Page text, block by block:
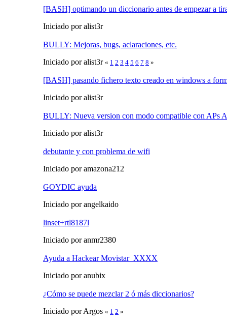
[BASH] optimando un diccionario antes de empezar a
Iniciado por alist3r
BULLY: Mejoras, bugs, aclaraciones, etc.
Iniciado por alist3r « 1 2 3 4 5 6 7 8 »
[BASH] pasando fichero texto creado en windows a
Iniciado por alist3r
BULLY: Nueva version con modo compatible con APs
Iniciado por alist3r
debutante y con problema de wifi
Iniciado por amazona212
GOYDIC ayuda
Iniciado por angelkaido
linset+rtl8187l
Iniciado por anmr2380
Ayuda a Hackear Movistar_XXXX
Iniciado por anubix
¿Cómo se puede mezclar 2 ó más diccionarios?
Iniciado por Argos « 1 2 »